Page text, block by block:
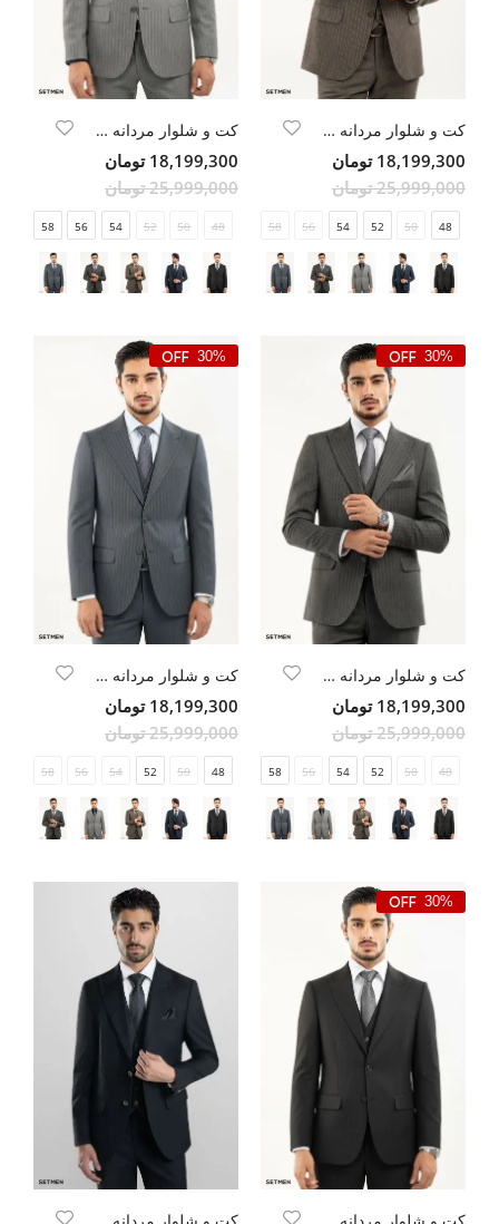
کت و شلوار مردانه DIPLOMAT ELEGANCE
18,199,300 تومان
25,999,000 تومان
48
50
52
54
56
58
کت و شلوار مردانه DIPLOMAT ELEGANCE
18,199,300 تومان
25,999,000 تومان
48
50
52
54
56
58
30%
کت و شلوار مردانه DIPLOMAT ELEGANCE
18,199,300 تومان
25,999,000 تومان
48
50
52
54
56
58
30%
کت و شلوار مردانه DIPLOMAT ELEGANCE
18,199,300 تومان
25,999,000 تومان
48
50
52
54
56
58
30%